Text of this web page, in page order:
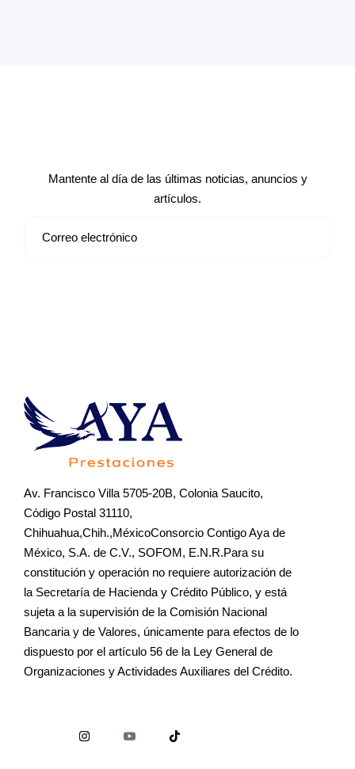
Mantente al día de las últimas noticias, anuncios y
artículos.
Av. Francisco Villa 5705-20B, Colonia Saucito,
Código Postal 31110,
Chihuahua,Chih.,MéxicoConsorcio Contigo Aya de
México, S.A. de C.V., SOFOM, E.N.R.Para su
constitución y operación no requiere autorización de
la Secretaría de Hacienda y Crédito Público, y está
sujeta a la supervisión de la Comisión Nacional
Bancaria y de Valores, únicamente para efectos de lo
dispuesto por el artículo 56 de la Ley General de
Organizaciones y Actividades Auxiliares del Crédito.